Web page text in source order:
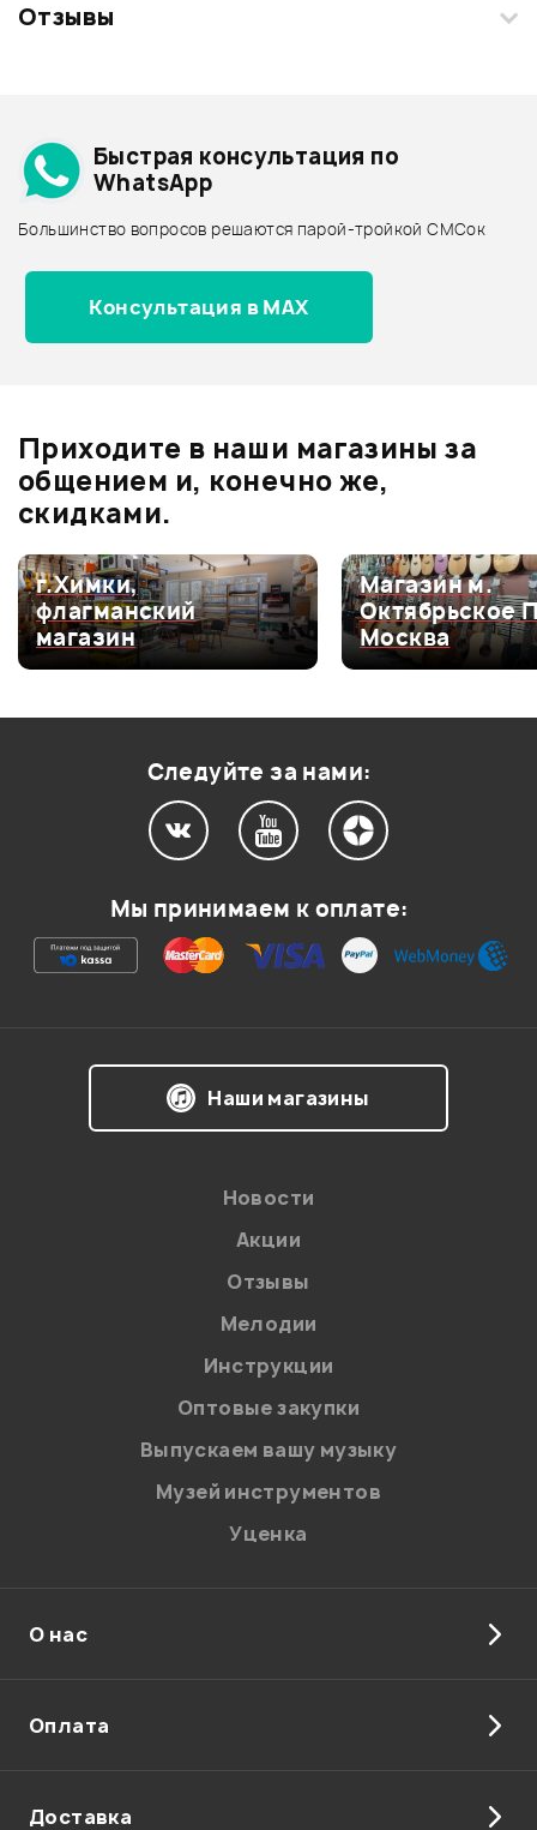
Загрузите свои фотографии купленного товара и получите
Отзывы
0.0
Оценка5
0
Оценка4
0
Оценка3
0
Архив товаров - дешевле
Архив товаров - дороже
Все товары STAGG
Архив товаров - новинки
Ваша оценка:
на обработку персональных данных в
Политикой в отношении обработки
персональных данных.
Введите проверочное число:
Отправить
Быстрая консультация по
WhatsApp
Большинство вопросов решаются парой-тройкой СМСок
Консультация в MAX
Приходите в наши магазины за
общением и, конечно же,
скидками.
г.Химки,
флагманский
магазин
Магазин м.
Октябрьское
Москва
Следуйте за нами:
Мы принимаем к оплате:
Наши магазины
Новости
Акции
Отзывы
Мелодии
Инструкции
Оптовые закупки
Выпускаем вашу музыку
Музей инструментов
Уценка
О нас
Оплата
Доставка